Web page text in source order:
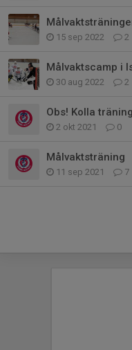
15 sep 2022 2
Målvaktscamp i
30 aug 2022 2
Obs! Kolla
2 okt 2021 0
Målvaktsträning
11 sep 2021 7